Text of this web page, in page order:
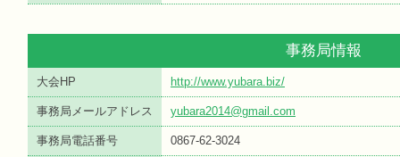
事務局情報
大会HP http://www.yubara.biz/
事務局メールアドレス yubara2014@gmail.com
事務局電話番号 0867-62-3024